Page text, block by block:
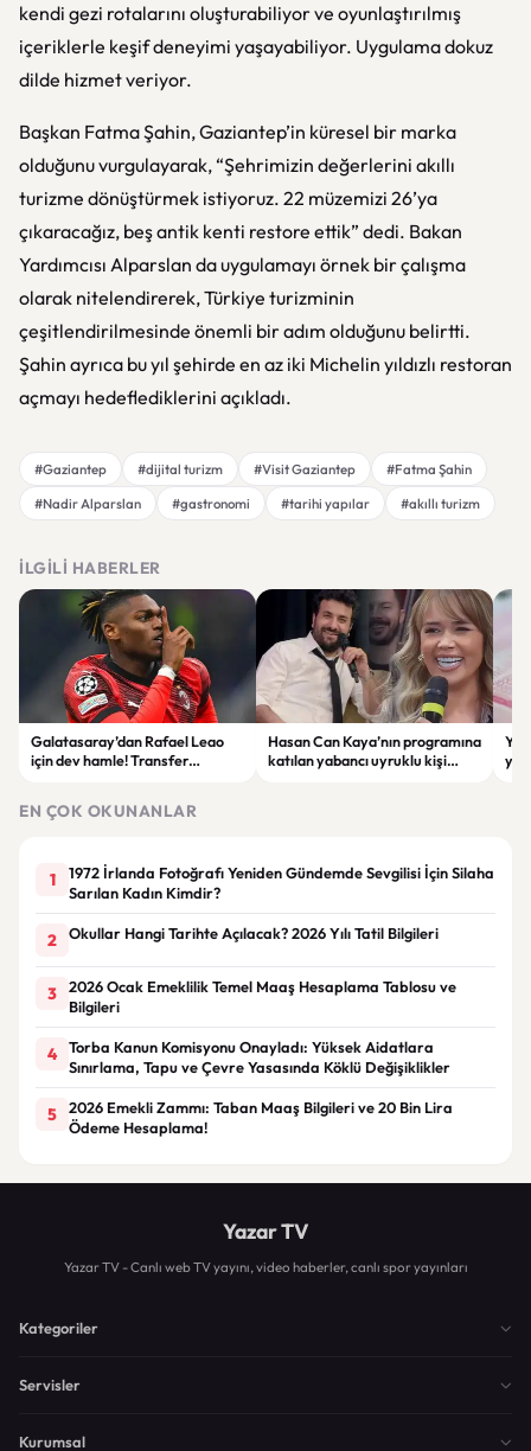
kendi gezi rotalarını oluşturabiliyor ve oyunlaştırılmış
içeriklerle keşif deneyimi yaşayabiliyor. Uygulama dokuz
dilde hizmet veriyor.
Başkan Fatma Şahin, Gaziantep’in küresel bir marka
olduğunu vurgulayarak, “Şehrimizin değerlerini akıllı
turizme dönüştürmek istiyoruz. 22 müzemizi 26’ya
çıkaracağız, beş antik kenti restore ettik” dedi. Bakan
Yardımcısı Alparslan da uygulamayı örnek bir çalışma
olarak nitelendirerek, Türkiye turizminin
çeşitlendirilmesinde önemli bir adım olduğunu belirtti.
Şahin ayrıca bu yıl şehirde en az iki Michelin yıldızlı restoran
açmayı hedeflediklerini açıkladı.
#Gaziantep #dijital turizm #Visit Gaziantep
#Fatma Şahin
#Nadir Alparslan
#gastronomi #tarihi yapılar #akıllı turizm
İLGILI HABERLER
Galatasaray’dan Rafael Leao
için dev hamle! Transfer
Hasan Can Kaya’nın programına
katılan yabancı uyruklu kişi
EN ÇOK OKUNANLAR
1
1972 İrlanda Fotoğrafı Yeniden Gündemde Sevgilisi İçin Silaha
Sarılan Kadın Kimdir?
2 Okullar Hangi Tarihte Açılacak? 2026 Yılı Tatil Bilgileri
3
2026 Ocak Emeklilik Temel Maaş Hesaplama Tablosu ve
Bilgileri
4
Torba Kanun Komisyonu Onayladı: Yüksek Aidatlara
Sınırlama, Tapu ve Çevre Yasasında Köklü Değişiklikler
5
2026 Emekli Zammı: Taban Maaş Bilgileri ve 20 Bin Lira
Ödeme Hesaplama!
Yazar TV
Yazar TV - Canlı web TV yayını, video haberler, canlı spor yayınları
Kategoriler
Servisler
Kurumsal